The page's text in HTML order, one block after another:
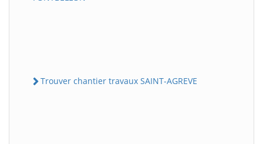
Trouver chantier travaux SAINT-AGREVE